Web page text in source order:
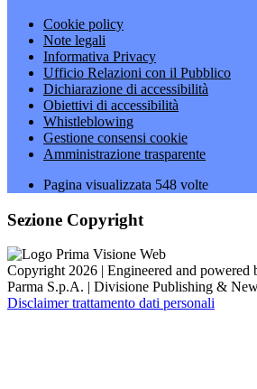
Cookie policy
Note legali
Informativa Privacy
Ufficio Relazioni con il Pubblico
Dichiarazione di accessibilità
Obiettivi di accessibilità
Whistleblowing
Gestione consensi cookie
Amministrazione trasparente
Pagina visualizzata 548 volte
Sezione Copyright
Copyright 2026 | Engineered and powered
Parma S.p.A. | Divisione Publishing &
Disclaimer trattamento dati personali